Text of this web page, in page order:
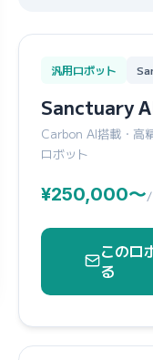
汎用ロボット
Sanctuary
Carbon AI搭載・高
ロボット
¥250,000〜
このロ
る